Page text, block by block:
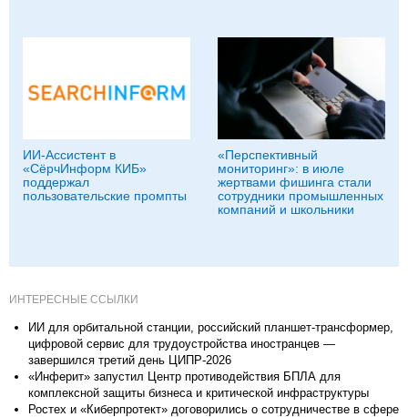
ИИ-Ассистент в
«СёрчИнформ КИБ»
поддержал
пользовательские промпты
«Перспективный
мониторинг»: в июле
жертвами фишинга стали
сотрудники промышленных
компаний и школьники
ИНТЕРЕСНЫЕ ССЫЛКИ
ИИ для орбитальной станции, российский планшет-трансформер,
цифровой сервис для трудоустройства иностранцев —
завершился третий день ЦИПР-2026
«Инферит» запустил Центр противодействия БПЛА для
комплексной защиты бизнеса и критической инфраструктуры
Ростех и «Киберпротект» договорились о сотрудничестве в сфере